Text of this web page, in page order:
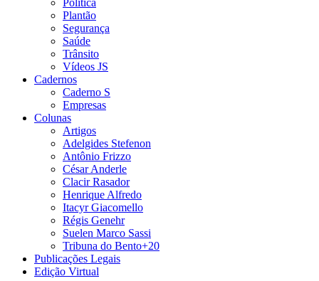
Política
Plantão
Segurança
Saúde
Trânsito
Vídeos JS
Cadernos
Caderno S
Empresas
Colunas
Artigos
Adelgides Stefenon
Antônio Frizzo
César Anderle
Clacir Rasador
Henrique Alfredo
Itacyr Giacomello
Régis Genehr
Suelen Marco Sassi
Tribuna do Bento+20
Publicações Legais
Edição Virtual